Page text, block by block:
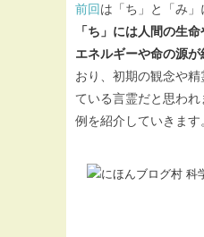
前回は「ち」と「み」
「ち」には人間の生
エネルギーや命の源
おり、初期の観念や
ている言霊だと思わ
例を紹介していきます